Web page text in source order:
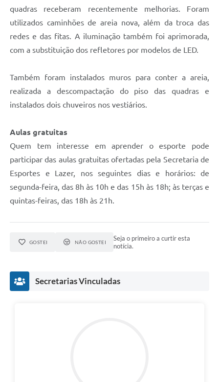
quadras receberam recentemente melhorias. Foram
utilizados caminhões de areia nova, além da troca das
redes e das fitas. A iluminação também foi aprimorada,
com a substituição dos refletores por modelos de LED.
Também foram instalados muros para conter a areia,
realizada a descompactação do piso das quadras e
instalados dois chuveiros nos vestiários.
Aulas gratuitas
Quem tem interesse em aprender o esporte pode
participar das aulas gratuitas ofertadas pela Secretaria de
Esportes e Lazer, nos seguintes dias e horários: de
segunda-feira, das 8h às 10h e das 15h às 18h; às terças e
quintas-feiras, das 18h às 21h.
GOSTEI NÃO GOSTEI
Seja o primeiro a curtir esta
notícia.
Secretarias Vinculadas